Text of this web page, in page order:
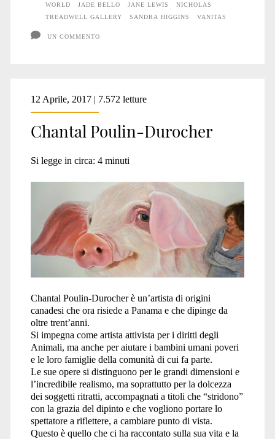
WORLD
JADE BELLO JANE LEWIS
NICHOLAS
TREADWELL GALLERY
SANDRA HIGGINS VANITAS
UN COMMENTO
12 Aprile, 2017 | 7.572 letture
Chantal Poulin-Durocher
Si legge in circa: 4 minuti
Chantal Poulin-Durocher è un’artista di origini
canadesi che ora risiede a Panama e che dipinge da
oltre trent’anni.
Si impegna come artista attivista per i diritti degli
Animali, ma anche per aiutare i bambini umani poveri
e le loro famiglie della comunità di cui fa parte.
Le sue opere si distinguono per le grandi dimensioni e
l’incredibile realismo, ma soprattutto per la dolcezza
dei soggetti ritratti, accompagnati a titoli che “stridono”
con la grazia del dipinto e che vogliono portare lo
spettatore a riflettere, a cambiare punto di vista.
Questo è quello che ci ha raccontato sulla sua vita e la